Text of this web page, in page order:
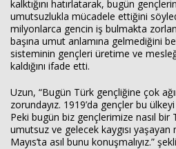
kalktığını hatırlatarak, bugün
umutsuzlukla mücadele ettiğini
milyonlarca gencin iş bulmakta
başına umut anlamına gelmediğini
sisteminin gençleri üretime ve
kaldığını ifade etti.
Uzun, “Bugün Türk gençliğine çok
zorundayız. 1919’da gençler bu
Peki bugün biz gençlerimize nasıl bir
umutsuz ve gelecek kaygısı
Mayıs’ta asıl bunu konuşmalıyız.”